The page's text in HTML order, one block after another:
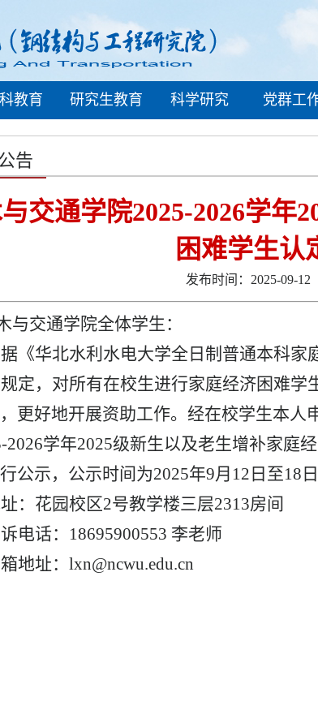
教育 研究生教育 科学研究 党群工
告
交通学院2025-2026学年
困难学生认
发布时间：2025-09-12
与交通学院全体学生：
《华北水利水电大学全日制普通本科家
定，对所有在校生进行家庭经济困难
更好地开展资助工作。经在校学生本
2026学年2025级新生以及老生增补家庭
公示，公示时间为2025年9月 12 日至18
：花园校区2号教学楼三层2313房间
电话： 18695900553 李老师
地址： lxn@ncwu.edu.cn